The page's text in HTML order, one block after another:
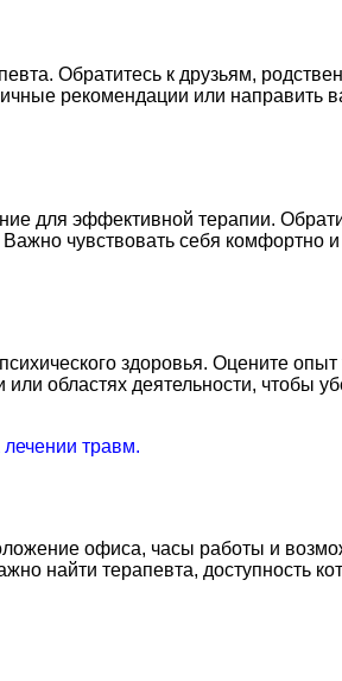
Обратитесь к друзьям,
рекомендации или направить
для эффективной терапии.
чувствовать себя комфортно
здоровья. Оцените
областях деятельности, чтобы
травм.
офиса, часы работы и
найти терапевта, доступность